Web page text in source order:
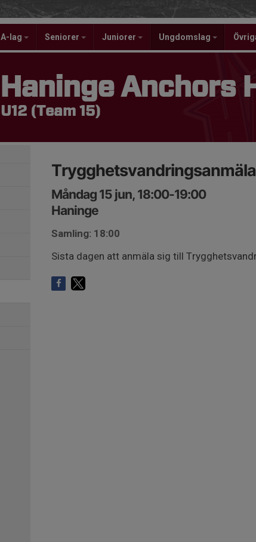
A-lag Seniorer Juniorer Ungdomslag
Haninge Anchors
U12 (Team 15)
Måndag 15 jun, 18:00-19:00
Haninge
Samling: 18:00
Sista dagen att anmäla sig till